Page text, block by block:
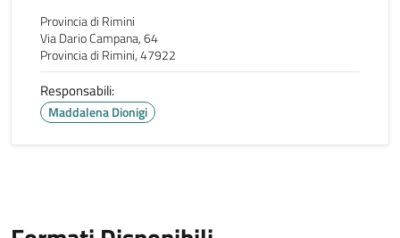
Provincia di Rimini
Via Dario Campana, 64
Provincia di Rimini, 47922
Responsabili:
Maddalena Dionigi